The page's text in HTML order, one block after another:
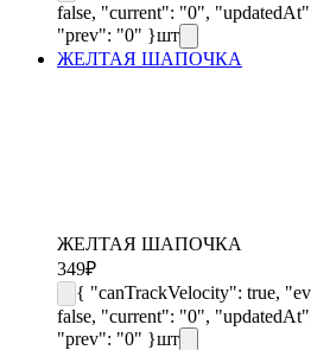
false, "current": "0",
"prev": "0" }шт
ЖЕЛТАЯ ШАПОЧКА
ЖЕЛТАЯ ШАПОЧКА
349₽
{ "canTrackVelocity": true,
false, "current": "0",
"prev": "0" }шт